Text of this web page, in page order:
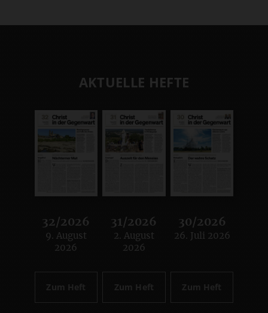
AKTUELLE HEFTE
32/2026
:
9. August
2026
Zum Heft
31/2026
:
2. August
2026
Zum Heft
30/2026
:
26. Juli 2026
Zum Heft